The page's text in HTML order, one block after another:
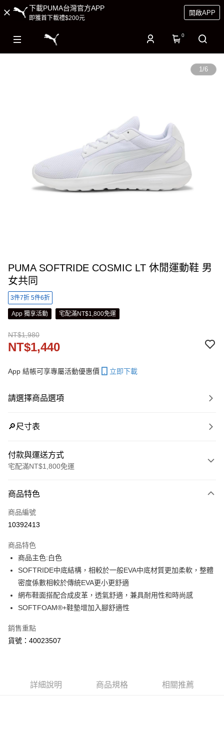
下載PUMA台灣官方APP
即獲首下載禮$200元
開啟APP
0
1/6
PUMA SOFTRIDE COSMIC LT 休閒運動鞋 男
女共同
3件7折 5件6折
App 獨享活動 宅配滿NT$1,800免運
NT$1,980
NT$1,440
App 結帳可享專屬活動優惠價 立即下載
請選擇商品選項
🔎尺寸表
付款與運送方式
宅配滿NT$1,800免運
信用卡一次付款
LINE Pay
街口支付
悠遊付
Google Pay
宅配(離島恕不配送)
每筆NT$150，滿NT$1,800(含以上)免運費
商品特色
商品編號
10392413
商品特色
商品主色:白色
SOFTRIDE中底結構，相較於一般EVA中底材質更加柔軟，整體
密度係數相較於傳統EVA更小更舒適
網布鞋面搭配合成皮革，透氣舒適，兼具耐用性和時尚感
SOFTFOAM®+鞋墊增加入腳舒適性
銷售重點
貨號：40023507
詳細說明 商品規格 相關推薦